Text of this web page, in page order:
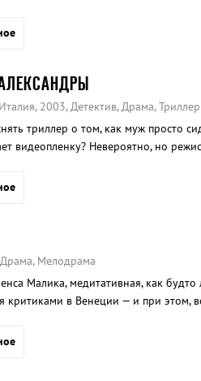
2003, Детектив, Драма, Триллер
триллер о том, как муж просто
видеопленку? Невероятно, но
Мелодрама
Малика, медитативная, как будто
критиками в Венеции — и при этом,